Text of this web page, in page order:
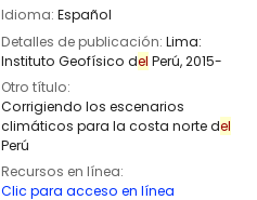
Idioma: Español
Detalles de publicación: Lima:
Instituto Geofísico del Perú,2015-
Otro título:
Corrigiendo los escenarios
climáticos para la costa norte del
Perú
Recursos en línea:
Clic para acceso en línea